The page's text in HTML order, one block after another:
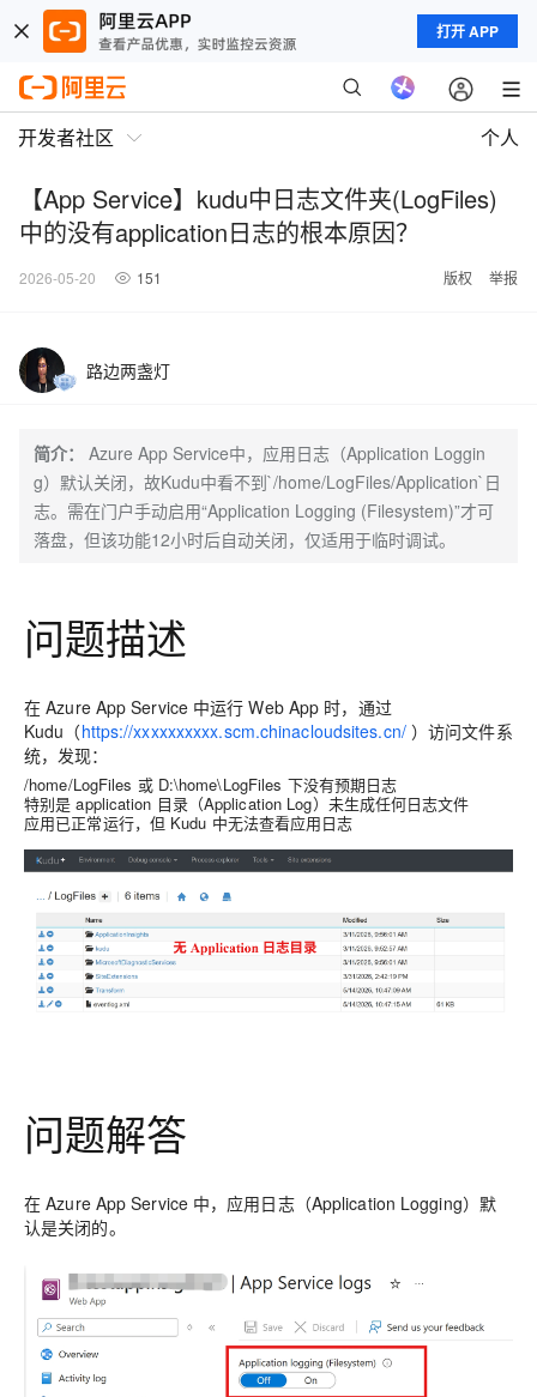
打开 APP
开发者社区 个人
【App Service】kudu中日志文件夹(LogFiles)
中的没有application日志的根本原因？
2026-05-20 151 版权 举报
路边两盏灯
简介：
Azure App Service中，应用日志（Application Loggin
g）默认关闭，故Kudu中看不到`/home/LogFiles/Application`日
志。需在门户手动启用“Application Logging (Filesystem)”才可
落盘，但该功能12小时后自动关闭，仅适用于临时调试。
问题描述
在 Azure App Service 中运行 Web App 时，通过
Kudu（https://xxxxxxxxxx.scm.chinacloudsites.cn/）访问文件系
统，发现：
/home/LogFiles 或 D:\home\LogFiles 下没有预期日志
特别是 application 目录（Application Log）未生成任何日志文件
应用已正常运行，但 Kudu 中无法查看应用日志
问题解答
在 Azure App Service 中，应用日志（Application Logging）默
认是关闭的。